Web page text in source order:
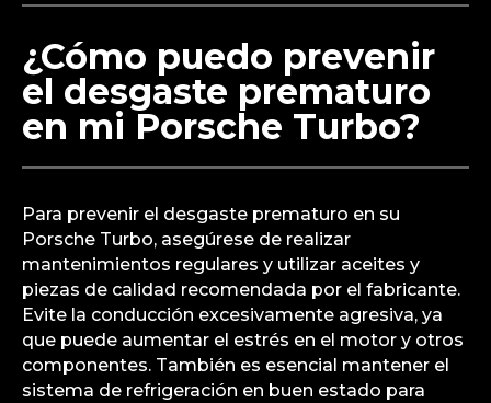
¿Cómo puedo prevenir
el desgaste prematuro
en mi Porsche Turbo?
Para prevenir el desgaste prematuro en su
Porsche Turbo, asegúrese de realizar
mantenimientos regulares y utilizar aceites y
piezas de calidad recomendada por el fabricante.
Evite la conducción excesivamente agresiva, ya
que puede aumentar el estrés en el motor y otros
componentes. También es esencial mantener el
sistema de refrigeración en buen estado para